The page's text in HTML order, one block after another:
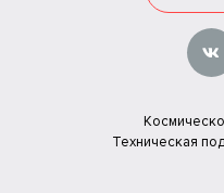
Техническая